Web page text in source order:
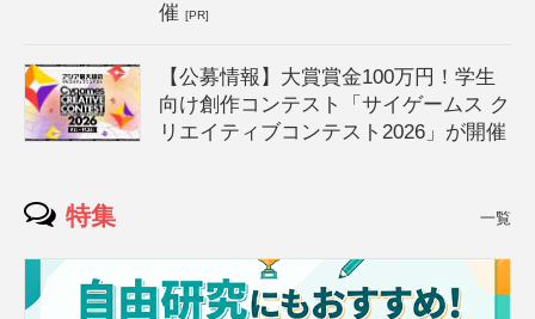
催[PR]
【公募情報】大賞賞金100万円！学生
向け創作コンテスト「サイゲームス ク
リエイティブコンテスト2026」が開催
特集 一覧